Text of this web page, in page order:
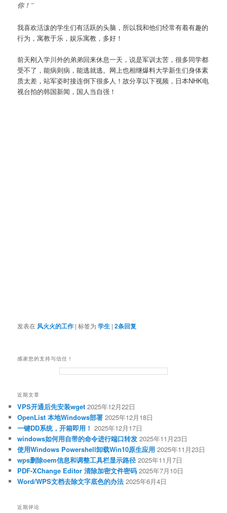
你！”
我喜欢活泼的学生们有活跃的头脑，所以我和他们经常有着有趣的
行为，寓教于乐，娱乐寓教，多好！
前天刚入学川外的弟弟回来休息一天，说是军训太苦，很多同学都
受不了，能病则病，能逃就逃。网上也相继爆料大学新生们身体素
质太差，站军姿时接连倒下很多人！故分享以下视频，日本NHK电
视台拍的韩国新闻，国人当自强！
发表在 风火火的工作 |标签为 学生 |2条回复
感谢您的支持与信任！
近期文章
VPS开通后先安装wget 2025年12月22日
OpenList 本地Windows部署 2025年12月18日
一键DD系统，开箱即用！ 2025年12月17日
windows如何用自带的命令进行端口转发 2025年11月23日
使用Windows Powershell卸载Win10原生应用 2025年11月23日
wps删除oem信息和调整工具栏显示路径 2025年11月7日
PDF-XChange Editor 清除加密文件密码 2025年7月10日
Word/WPS文档去除文字底色的办法 2025年6月4日
近期评论